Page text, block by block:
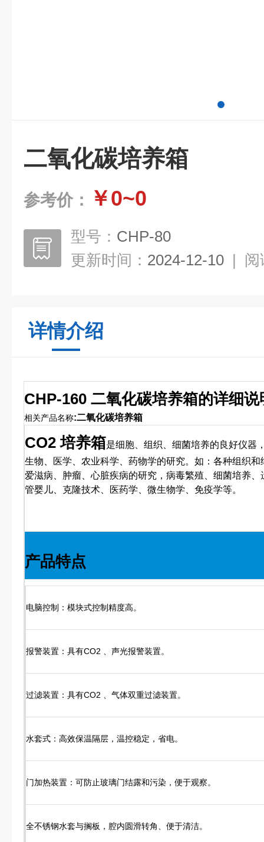
二氧化碳培养箱
参考价： ￥0~0
型号： CHP-80
更新时间： 2024-12-10 | 阅
详情介绍
CHP-160 二氧化碳培养箱的详细说
相关产品名称:二氧化碳培养箱
CO2 培养箱是细胞、组织、细菌培养的良好仪器
生物、医学、农业科学、药物学的研究。如：各种组织和
爱滋病、肿瘤、心脏疾病的研究，病毒繁殖、细菌培养、
管婴儿、克隆技术、医药学、微生物学、免疫学等。
产品特点
电脑控制：模块式控制精度高。
报警装置：具有CO2 、声光报警装置。
过滤装置：具有CO2 、气体双重过滤装置。
水套式：高效保温隔层，温控稳定，省电。
门加热装置：可防止玻璃门结露和污染，便于观察。
全不锈钢水套与搁板，腔内圆滑转角、便于清洁。